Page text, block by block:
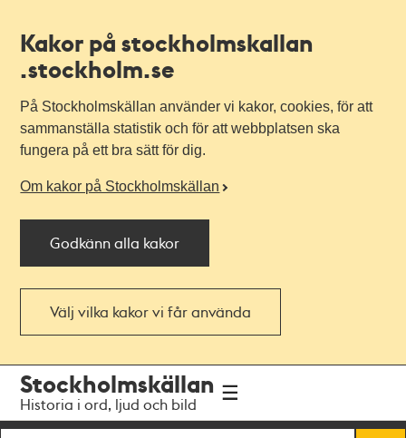
Kakor på stockholmskallan
.stockholm.se
På Stockholmskällan använder vi kakor, cookies, för att
sammanställa statistik och för att webbplatsen ska
fungera på ett bra sätt för dig.
Om kakor på Stockholmskällan
Godkänn alla kakor
Välj vilka kakor vi får använda
navigationen
huvudinnehållet
Stockholmskällan
Historia i ord, ljud och bild